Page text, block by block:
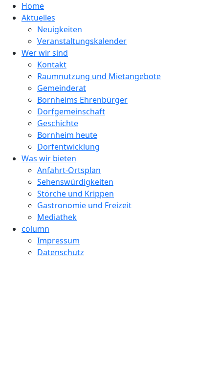
Home
Aktuelles
Neuigkeiten
Veranstaltungskalender
Wer wir sind
Kontakt
Raumnutzung und Mietangebote
Gemeinderat
Bornheims Ehrenbürger
Dorfgemeinschaft
Geschichte
Bornheim heute
Dorfentwicklung
Was wir bieten
Anfahrt-Ortsplan
Sehenswürdigkeiten
Störche und Krippen
Gastronomie und Freizeit
Mediathek
column
Impressum
Datenschutz